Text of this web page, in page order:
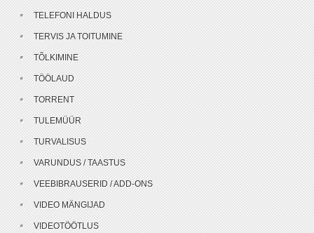
TELEFONI HALDUS
TERVIS JA TOITUMINE
TÕLKIMINE
TÖÖLAUD
TORRENT
TULEMÜÜR
TURVALISUS
VARUNDUS / TAASTUS
VEEBIBRAUSERID / ADD-ONS
VIDEO MÄNGIJAD
VIDEOTÖÖTLUS